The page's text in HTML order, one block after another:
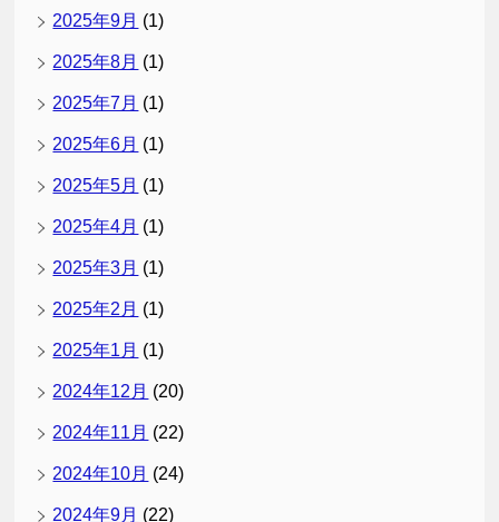
2025年9月 (1)
2025年8月 (1)
2025年7月 (1)
2025年6月 (1)
2025年5月 (1)
2025年4月 (1)
2025年3月 (1)
2025年2月 (1)
2025年1月 (1)
2024年12月 (20)
2024年11月 (22)
2024年10月 (24)
2024年9月 (22)